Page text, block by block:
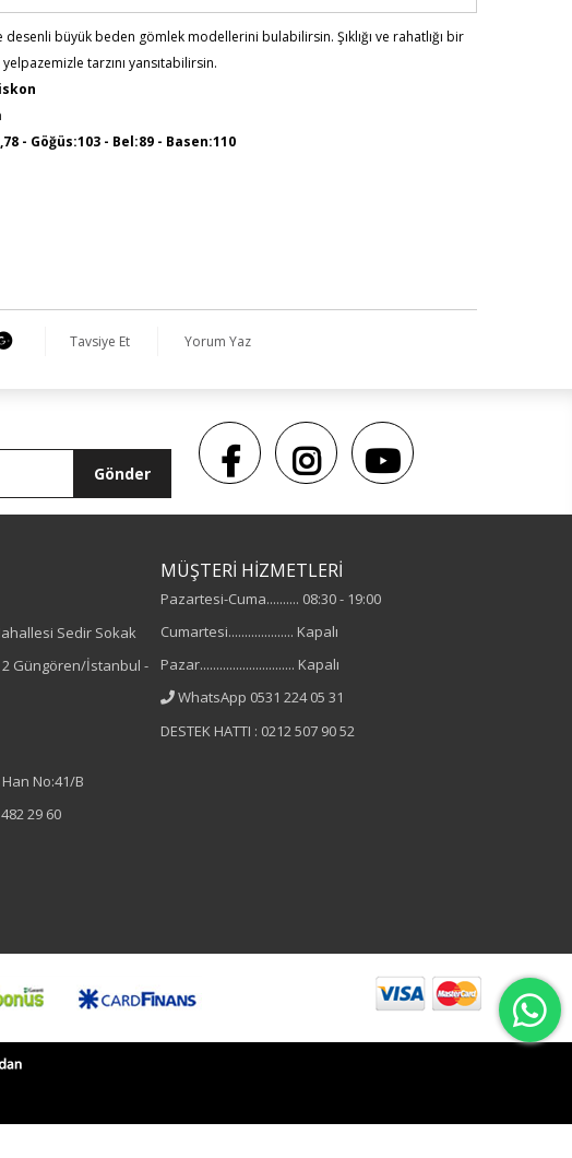
desenli büyük beden gömlek modellerini bulabilirsin. Şıklığı ve rahatlığı bir
tarzını yansıtabilirsin.
- Göğüs:103 - Bel:89 - Basen:110
Tavsiye Et Yorum Yaz
Gönder
Sedir Sokak
2 Güngören/İstanbul -
Han No:41/B
29 60
MÜŞTERİ HİZMETLERİ
Pazartesi-Cuma.......... 08:30 - 19:00
Cumartesi.................... Kapalı
Pazar............................. Kapalı
WhatsApp 0531 224 05 31
DESTEK HATTI : 0212 507 90 52